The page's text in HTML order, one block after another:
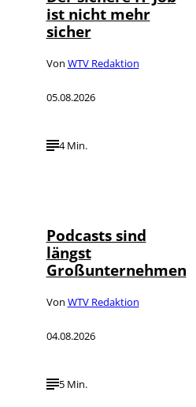
ist nicht mehr
sicher
Von WTV Redaktion
05.08.2026
4 Min.
Podcasts sind
längst
Großunternehmen
Von WTV Redaktion
04.08.2026
5 Min.